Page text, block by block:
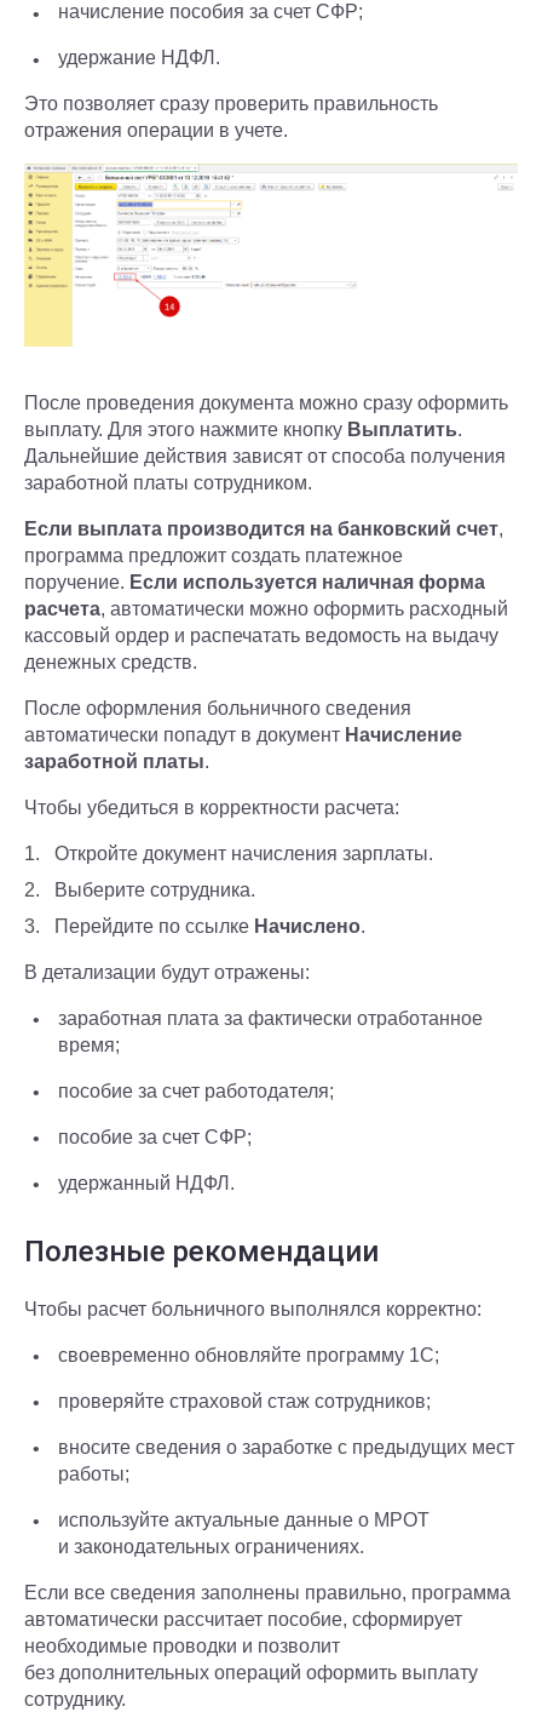
начисление пособия за счет СФР;
удержание НДФЛ.
Это позволяет сразу проверить правильность
отражения операции в учете.
После проведения документа можно сразу оформить
выплату. Для этого нажмите кнопку Выплатить.
Дальнейшие действия зависят от способа получения
заработной платы сотрудником.
Если выплата производится на банковский счет,
программа предложит создать платежное
поручение. Если используется наличная форма
расчета, автоматически можно оформить расходный
кассовый ордер и распечатать ведомость на выдачу
денежных средств.
После оформления больничного сведения
автоматически попадут в документ Начисление
заработной платы.
Чтобы убедиться в корректности расчета:
Откройте документ начисления зарплаты.
Выберите сотрудника.
Перейдите по ссылке Начислено.
В детализации будут отражены:
заработная плата за фактически отработанное
время;
пособие за счет работодателя;
пособие за счет СФР;
удержанный НДФЛ.
Полезные рекомендации
Чтобы расчет больничного выполнялся корректно:
своевременно обновляйте программу 1С;
проверяйте страховой стаж сотрудников;
вносите сведения о заработке с предыдущих мест
работы;
используйте актуальные данные о МРОТ
и законодательных ограничениях.
Если все сведения заполнены правильно, программа
автоматически рассчитает пособие, сформирует
необходимые проводки и позволит
без дополнительных операций оформить выплату
сотруднику.